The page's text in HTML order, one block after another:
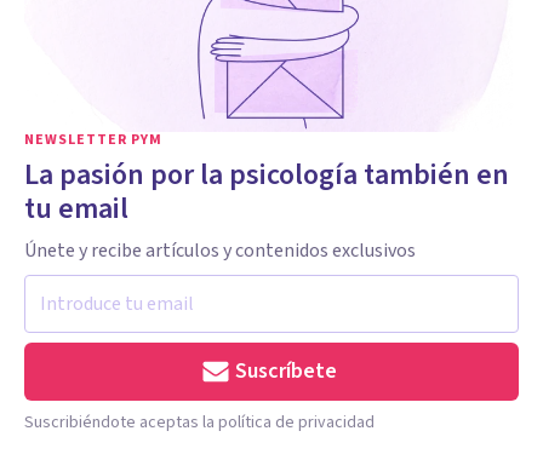
NEWSLETTER PYM
La pasión por la psicología también en
tu email
Únete y recibe artículos y contenidos exclusivos
Suscríbete
Suscribiéndote aceptas la política de privacidad